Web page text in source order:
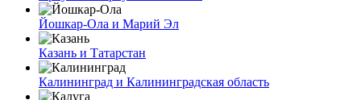
Йошкар-Ола и Марий Эл
Казань и Татарстан
Калининград и Калининградская область